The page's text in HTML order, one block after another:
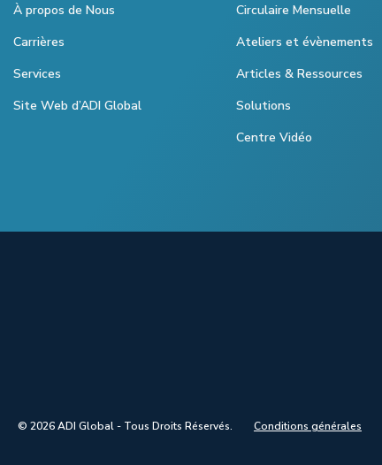
À propos de Nous
Carrières
Services
Site Web d’ADI Global
Circulaire Mensuelle
Ateliers et évènements
Articles & Ressources
Solutions
Centre Vidéo
© 2026 ADI Global - Tous Droits Réservés. Conditions générales